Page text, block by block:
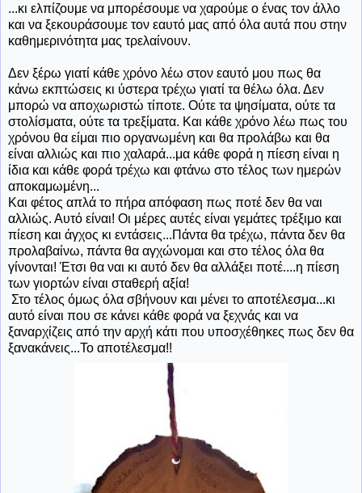
...κι ελπίζουμε να μπορέσουμε να χαρούμε ο ένας τον άλλο
και να ξεκουράσουμε τον εαυτό μας από όλα αυτά που στην
καθημερινότητα μας τρελαίνουν.
Δεν ξέρω γιατί κάθε χρόνο λέω στον εαυτό μου πως θα
κάνω εκπτώσεις κι ύστερα τρέχω γιατί τα θέλω όλα. Δεν
μπορώ να αποχωριστώ τίποτε. Ούτε τα ψησίματα, ούτε τα
στολίσματα, ούτε τα τρεξίματα. Και κάθε χρόνο λέω πως του
χρόνου θα είμαι πιο οργανωμένη και θα προλάβω και θα
είναι αλλιώς και πιο χαλαρά...μα κάθε φορά η πίεση είναι η
ίδια και κάθε φορά τρέχω και φτάνω στο τέλος των ημερών
αποκαμωμένη...
Και φέτος απλά το πήρα απόφαση πως ποτέ δεν θα ναι
αλλιώς. Αυτό είναι! Οι μέρες αυτές είναι γεμάτες τρέξιμο και
πίεση και άγχος κι εντάσεις...Πάντα θα τρέχω, πάντα δεν θα
προλαβαίνω, πάντα θα αγχώνομαι και στο τέλος όλα θα
γίνονται! Έτσι θα ναι κι αυτό δεν θα αλλάξει ποτέ....η πίεση
των γιορτών είναι σταθερή αξία!
Στο τέλος όμως όλα σβήνουν και μένει το αποτέλεσμα...κι
αυτό είναι που σε κάνει κάθε φορά να ξεχνάς και να
ξαναρχίζεις από την αρχή κάτι που υποσχέθηκες πως δεν θα
ξανακάνεις...Το αποτέλεσμα!!